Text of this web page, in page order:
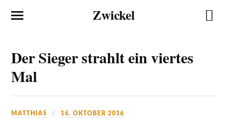
Zwickel
Der Sieger strahlt ein viertes
Mal
MATTHIAS 16. OKTOBER 2016